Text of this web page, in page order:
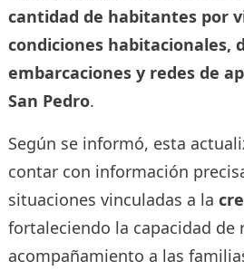
cantidad de habitantes por
condiciones habitacionales,
embarcaciones y redes de
San Pedro.
Según se informó, esta
contar con información
situaciones vinculadas a la
fortaleciendo la capacidad de
acompañamiento a las